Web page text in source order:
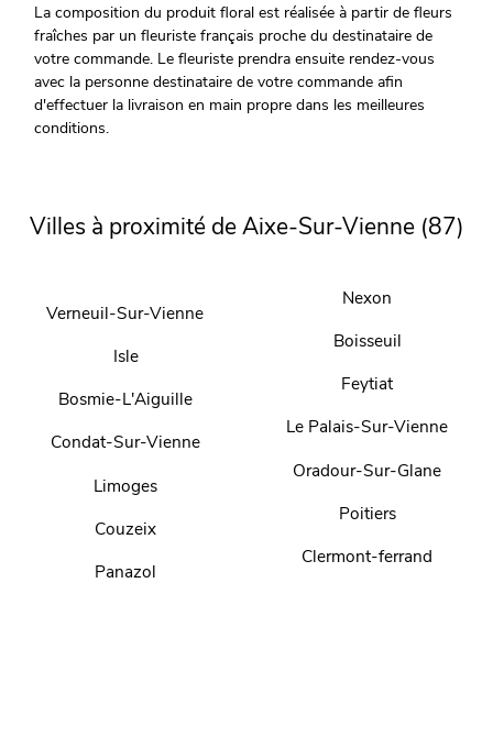
La composition du produit floral est réalisée à partir de fleurs
fraîches par un fleuriste français proche du destinataire de
votre commande. Le fleuriste prendra ensuite rendez-vous
avec la personne destinataire de votre commande afin
d'effectuer la livraison en main propre dans les meilleures
conditions.
Villes à proximité de Aixe-Sur-Vienne (87)
Verneuil-Sur-Vienne
Isle
Bosmie-L'Aiguille
Condat-Sur-Vienne
Limoges
Couzeix
Panazol
Nexon
Boisseuil
Feytiat
Le Palais-Sur-Vienne
Oradour-Sur-Glane
Poitiers
Clermont-ferrand